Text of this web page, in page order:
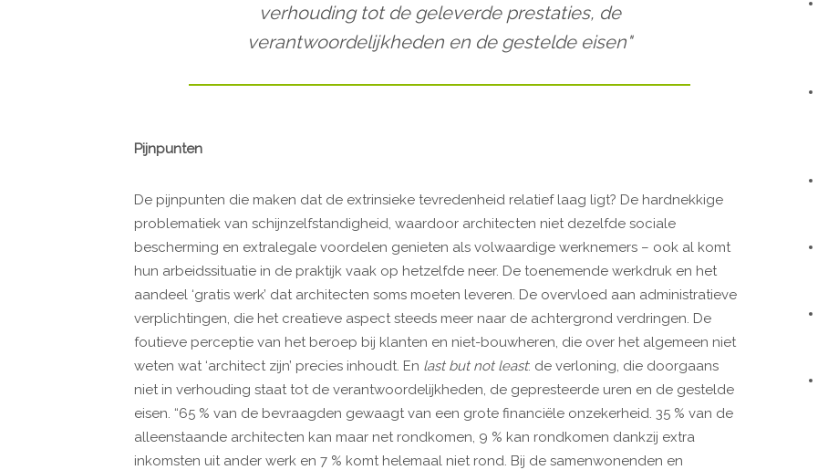
verhouding tot de geleverde prestaties, de
verantwoordelijkheden en de gestelde eisen"
Pijnpunten
De pijnpunten die maken dat de extrinsieke tevredenheid relatief laag ligt? De hardnekkige
problematiek van schijnzelfstandigheid, waardoor architecten niet dezelfde sociale
bescherming en extralegale voordelen genieten als volwaardige werknemers – ook al komt
hun arbeidssituatie in de praktijk vaak op hetzelfde neer. De toenemende werkdruk en het
aandeel ‘gratis werk’ dat architecten soms moeten leveren. De overvloed aan administratieve
verplichtingen, die het creatieve aspect steeds meer naar de achtergrond verdringen. De
foutieve perceptie van het beroep bij klanten en niet-bouwheren, die over het algemeen niet
weten wat ‘architect zijn’ precies inhoudt. En last but not least: de verloning, die doorgaans
niet in verhouding staat tot de verantwoordelijkheden, de gepresteerde uren en de gestelde
eisen. “65 % van de bevraagden gewaagt van een grote financiële onzekerheid. 35 % van de
alleenstaande architecten kan maar net rondkomen, 9 % kan rondkomen dankzij extra
inkomsten uit ander werk en 7 % komt helemaal niet rond. Bij de samenwonenden en